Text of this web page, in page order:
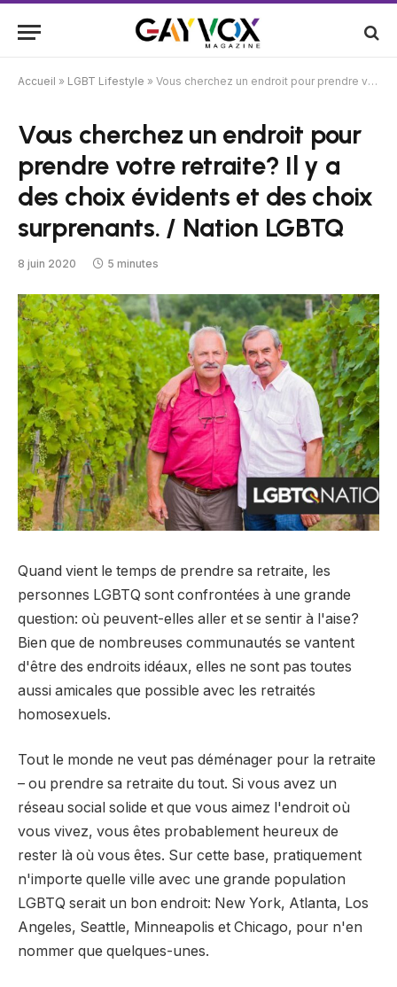
Accueil » LGBT Lifestyle » Vous cherchez un endroit pour prendre votre retraite? Il y a des choix évidents et des choix surprenants. / Nation LGBTQ
Vous cherchez un endroit pour
prendre votre retraite? Il y a
des choix évidents et des choix
surprenants. / Nation LGBTQ
8 juin 2020 5 minutes
Quand vient le temps de prendre sa retraite, les
personnes LGBTQ sont confrontées à une grande
question: où peuvent-elles aller et se sentir à l'aise?
Bien que de nombreuses communautés se vantent
d'être des endroits idéaux, elles ne sont pas toutes
aussi amicales que possible avec les retraités
homosexuels.
Tout le monde ne veut pas déménager pour la retraite
– ou prendre sa retraite du tout. Si vous avez un
réseau social solide et que vous aimez l'endroit où
vous vivez, vous êtes probablement heureux de
rester là où vous êtes. Sur cette base, pratiquement
n'importe quelle ville avec une grande population
LGBTQ serait un bon endroit: New York, Atlanta, Los
Angeles, Seattle, Minneapolis et Chicago, pour n'en
nommer que quelques-unes.